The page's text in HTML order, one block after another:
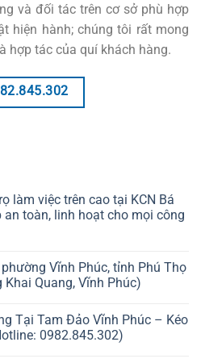
và đối tác trên cơ sở phù hợp
hiện hành; chúng tôi rất mong
hợp tác của quí khách hàng.
làm việc trên cao tại KCN Bá
toàn, linh hoạt cho mọi công
Vĩnh Phúc, tỉnh Phú Thọ
Khai Quang, Vĩnh Phúc)
Tại Tam Đảo Vĩnh Phúc – Kéo
0982.845.302)